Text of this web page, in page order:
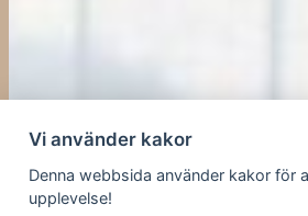
Vi använder kakor
Denna webbsida använder kakor för
upplevelse!